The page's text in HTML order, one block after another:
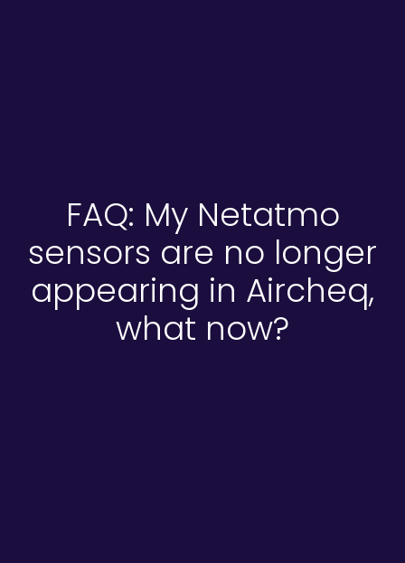
FAQ: My Netatmo
sensors are no longer
appearing in Aircheq,
what now?